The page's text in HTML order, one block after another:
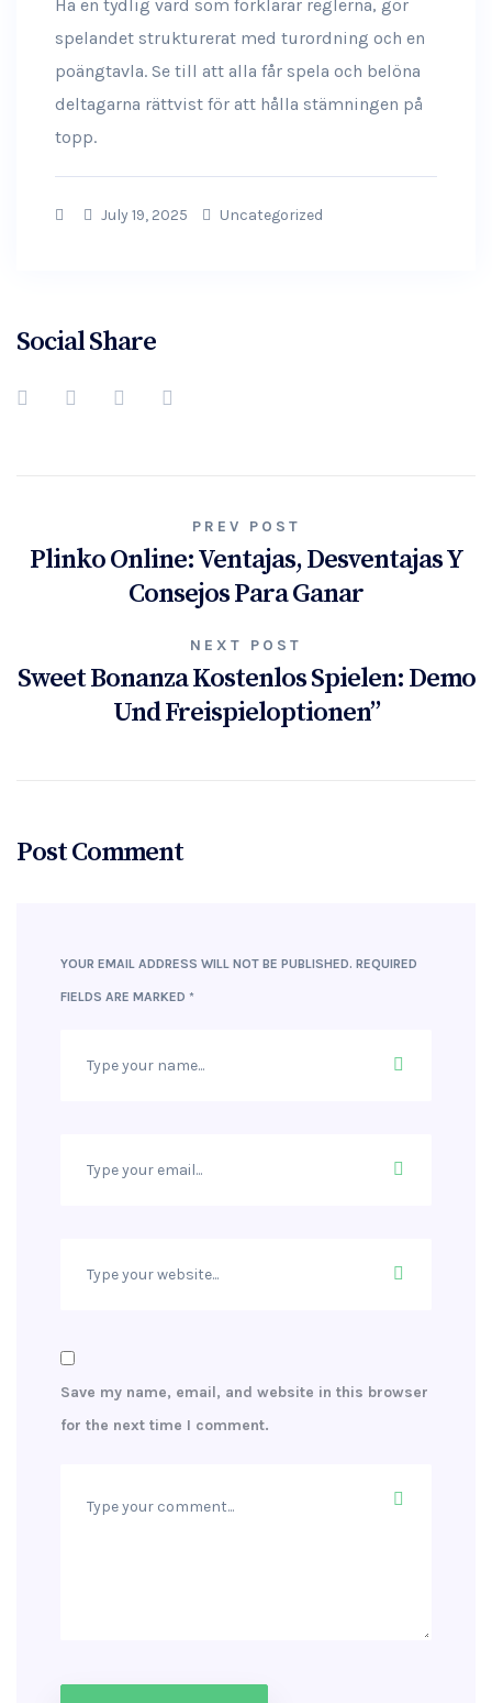
Ha en tydlig värd som förklarar reglerna, gör
spelandet strukturerat med turordning och en
poängtavla. Se till att alla får spela och belöna
deltagarna rättvist för att hålla stämningen på
topp.
July 19, 2025 Uncategorized
Social Share
PREV POST
Plinko Online: Ventajas, Desventajas Y
Consejos Para Ganar
NEXT POST
Sweet Bonanza Kostenlos Spielen: Demo
Und Freispieloptionen”
Post Comment
YOUR EMAIL ADDRESS WILL NOT BE PUBLISHED. REQUIRED
FIELDS ARE MARKED *
Save my name, email, and website in this browser
for the next time I comment.